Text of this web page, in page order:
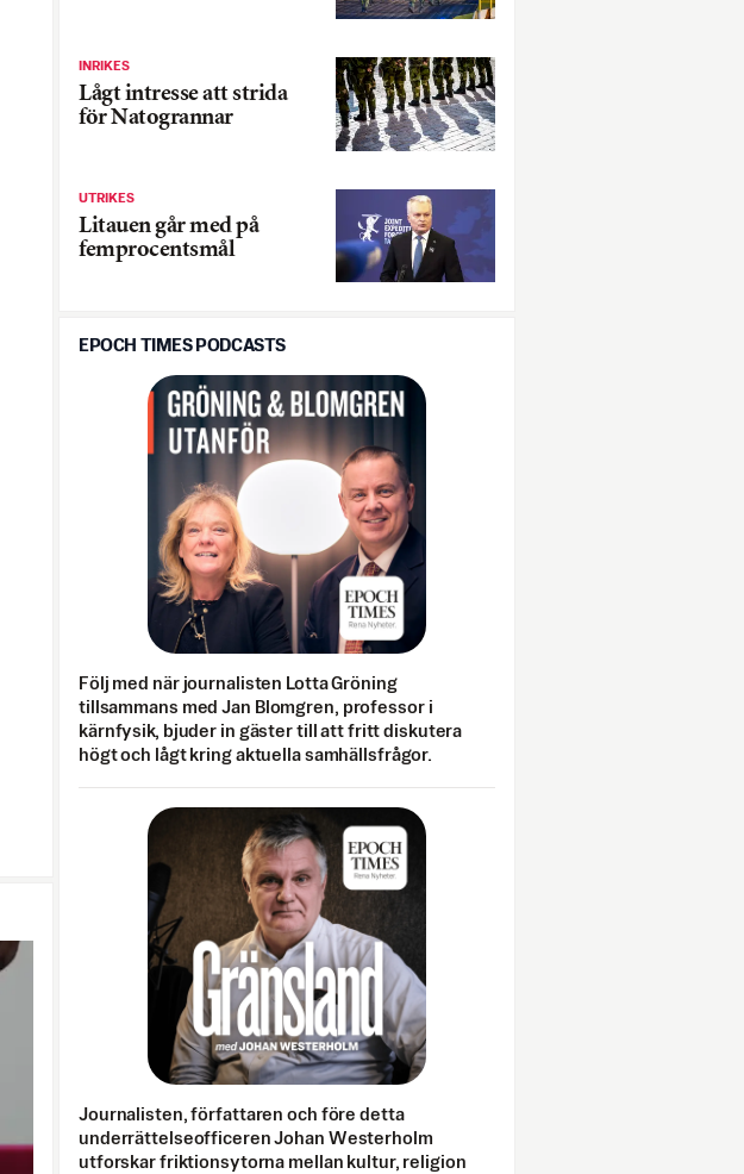
INRIKES
Lågt intresse att strida
för Natogrannar
UTRIKES
Litauen går med på
femprocentsmål
EPOCH TIMES PODCASTS
Följ med när journalisten Lotta Gröning
tillsammans med Jan Blomgren, professor i
kärnfysik, bjuder in gäster till att fritt diskutera
högt och lågt kring aktuella samhällsfrågor.
Journalisten, författaren och före detta
underrättelseofficeren Johan Westerholm
utforskar friktionsytorna mellan kultur, religion